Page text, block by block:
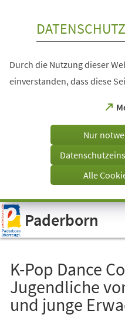
Visuelle
Assistenzsoftware
öffnen.
Durch die Nutzung dieser
einverstanden, dass diese
Tab)
Nur
Alle
Paderborn
K-Pop Dance
Jugendliche
und junge